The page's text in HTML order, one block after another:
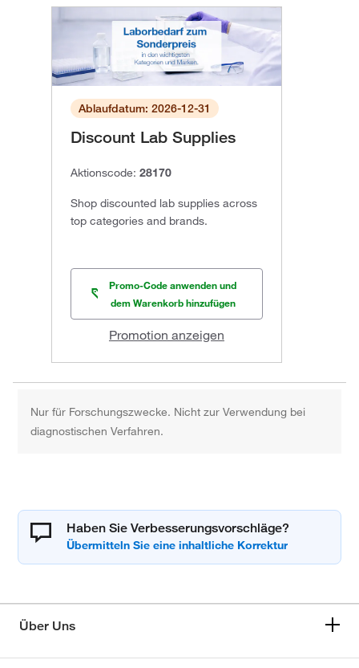
Ablaufdatum: 2026-12-31
Discount Lab Supplies
Aktionscode: 28170
Shop discounted lab supplies across
top categories and brands.
Promo-Code anwenden und
dem Warenkorb hinzufügen
Promotion anzeigen
Nur für Forschungszwecke. Nicht zur Verwendung bei
diagnostischen Verfahren.
Haben Sie Verbesserungsvorschläge?
Über Uns